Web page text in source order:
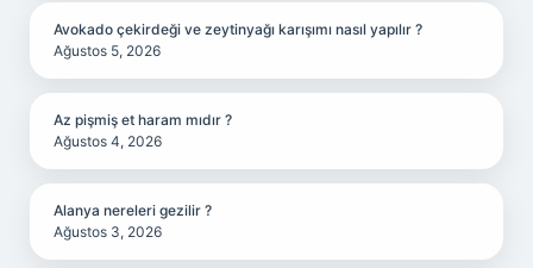
Avokado çekirdeği ve zeytinyağı karışımı nasıl yapılır ?
Ağustos 5, 2026
Az pişmiş et haram mıdır ?
Ağustos 4, 2026
Alanya nereleri gezilir ?
Ağustos 3, 2026